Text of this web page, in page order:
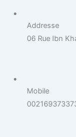
Addresse
06 Rue Ibn
Mobile